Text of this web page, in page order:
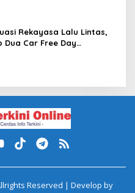
Rekayasa Lalu Lintas,
Dua Car Free Day
Reserved | Develop by